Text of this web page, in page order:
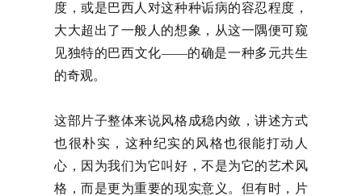
度，或是巴西人对这种种诟病的容忍程度，
大大超出了一般人的想象，从这一隅便可窥
见独特的巴西文化——的确是一种多元共生
的奇观。
这部片子整体来说风格成稳内敛，讲述方式
也很朴实，这种纪实的风格也很能打动人
心，因为我们为它叫好，不是为它的艺术风
格，而是更为重要的现实意义。但有时，片